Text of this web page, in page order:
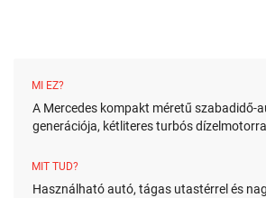
MI EZ?
A Mercedes kompakt méretű szabadidő-
generációja, kétliteres turbós
MIT TUD?
Használható autó, tágas utastérrel és